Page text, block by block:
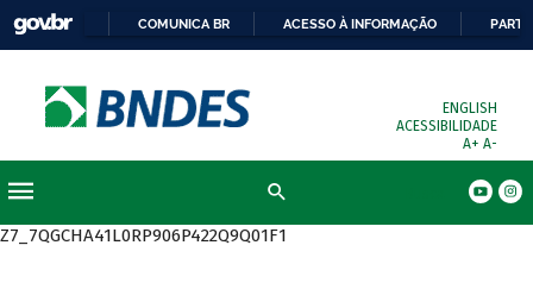
COMUNICA BR ACESSO À INFORMAÇÃO
ENGLISH
ACESSIBILIDADE
A+ A-
Z7_7QGCHA41L0RP906P422Q9Q01F1